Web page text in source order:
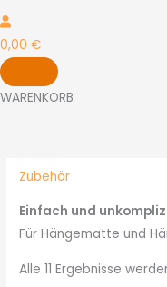
0,00 €
WARENKORB
Zubehör
Einfach und
Für Hängematte und
Alle 11 Ergebnisse